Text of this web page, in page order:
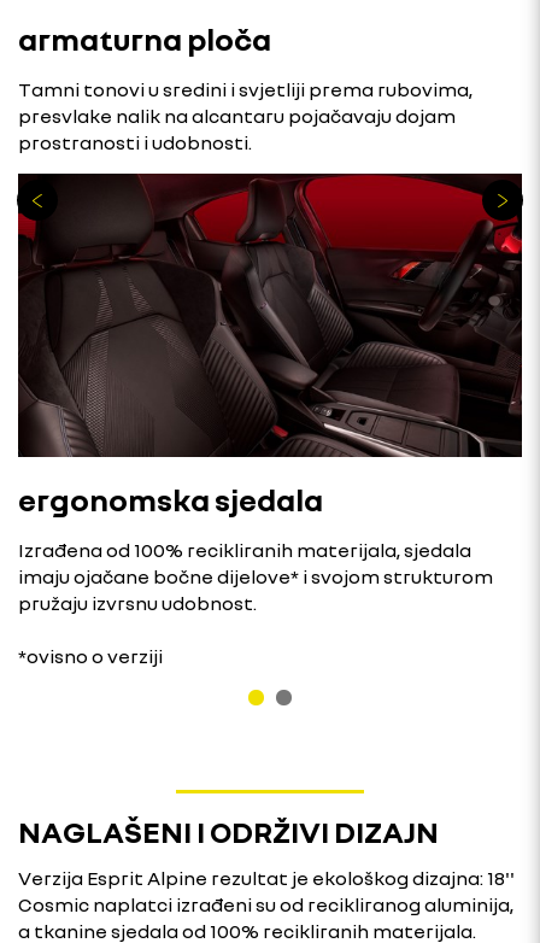
armaturna ploča
Tamni tonovi u sredini i svjetliji prema rubovima,
presvlake nalik na alcantaru pojačavaju dojam
prostranosti i udobnosti.
ergonomska sjedala
Izrađena od 100% recikliranih materijala, sjedala
imaju ojačane bočne dijelove* i svojom strukturom
pružaju izvrsnu udobnost.
*ovisno o verziji
NAGLAŠENI I ODRŽIVI DIZAJN
Verzija Esprit Alpine rezultat je ekološkog dizajna: 18''
Cosmic naplatci izrađeni su od recikliranog aluminija,
a tkanine sjedala od 100% recikliranih materijala.